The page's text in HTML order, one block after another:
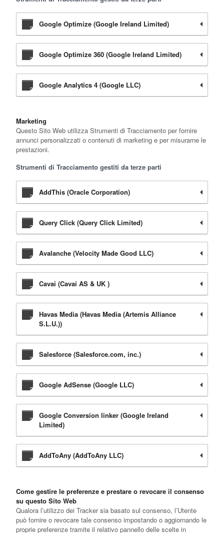
Google Optimize (Google Ireland Limited)
Google Optimize 360 (Google Ireland Limited)
Google Analytics 4 (Google LLC)
Marketing
Questo Sito Web utilizza Strumenti di Tracciamento per fornire
annunci personalizzati o contenuti di marketing e per misurarne le
prestazioni.
Strumenti di Tracciamento gestiti da terze parti
AddThis (Oracle Corporation)
Query Click (Query Click Limited)
Avalanche (Velocity Made Good LLC)
Cavai (Cavai AS & UK )
Havas Media (Havas Media (Artemis Alliance
S.L.U.))
Salesforce (Salesforce.com, inc.)
Google AdSense (Google LLC)
Google Conversion linker (Google Ireland
Limited)
AddToAny (AddToAny LLC)
Come gestire le preferenze e prestare o revocare il consenso
su questo Sito Web
Qualora l’utilizzo dei Tracker sia basato sul consenso, l’Utente
può fornire o revocare tale consenso impostando o aggiornando le
proprie preferenze tramite il relativo pannello delle scelte in